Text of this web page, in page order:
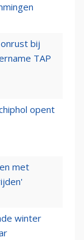
bij
TAP
opent
met
winter